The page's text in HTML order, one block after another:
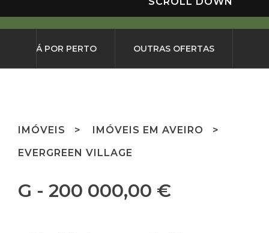
QUE HÁ POR PERTO OUTRAS OFERTAS
IMÓVEIS
IMÓVEIS EM AVEIRO
EVERGREEN VILLAGE
G - 200 000,00 €